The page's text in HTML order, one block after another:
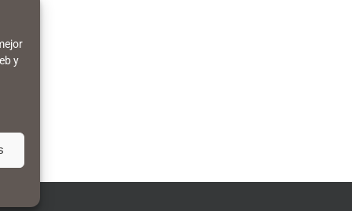
y